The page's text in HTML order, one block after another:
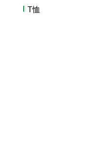
T恤